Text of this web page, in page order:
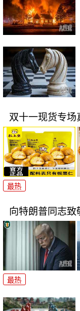
双十一现货专场
最热
向特朗普同志致
最热